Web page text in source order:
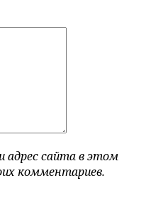
адрес сайта в этом
комментариев.